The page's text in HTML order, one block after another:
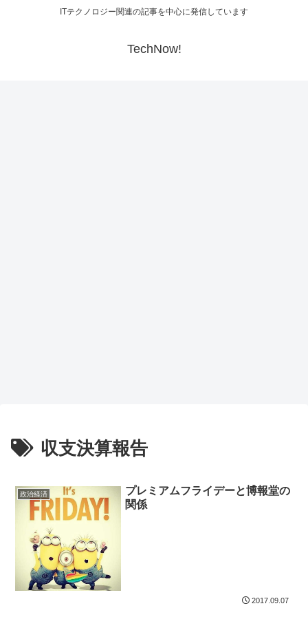
ITテクノロジー関連の記事を中心に発信しています
TechNow!
収支決算報告
政治経済
プレミアムフライデーと博報堂の
関係
2017.09.07